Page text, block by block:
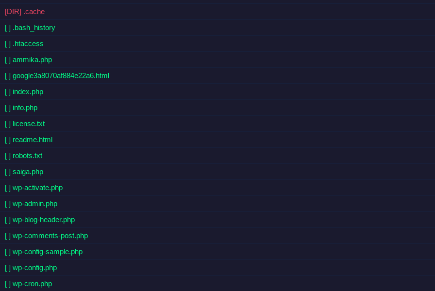
[DIR] .cache
[ ] .bash_history
[ ] .htaccess
[ ] ammika.php
[ ] google3a8070af884e22a6.html
[ ] index.php
[ ] info.php
[ ] license.txt
[ ] readme.html
[ ] robots.txt
[ ] saiga.php
[ ] wp-activate.php
[ ] wp-admin.php
[ ] wp-blog-header.php
[ ] wp-comments-post.php
[ ] wp-config-sample.php
[ ] wp-config.php
[ ] wp-cron.php